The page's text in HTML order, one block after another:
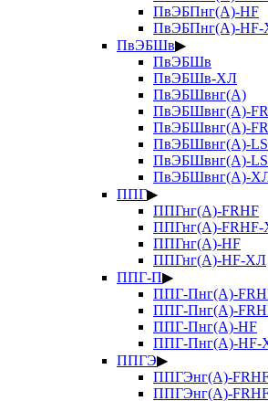
ПвЭБПнг(А)-HF
ПвЭБПнг(А)-
ПвЭБШв▶
ПвЭБШв
ПвЭБШв-ХЛ
ПвЭБШвнг(А)
ПвЭБШвнг(А)-
ПвЭБШвнг(А)-
ПвЭБШвнг(А)-LS
ПвЭБШвнг(А)-
ПвЭБШвнг(А)-
ППГ▶
ППГнг(А)-FRHF
ППГнг(А)-
ППГнг(А)-HF
ППГнг(А)-HF-ХЛ
ППГ-П▶
ППГ-Пнг(А)-
ППГ-Пнг(А)-
ППГ-Пнг(А)-HF
ППГ-Пнг(А)-HF-
ППГЭ▶
ППГЭнг(А)-
ППГЭнг(А)-